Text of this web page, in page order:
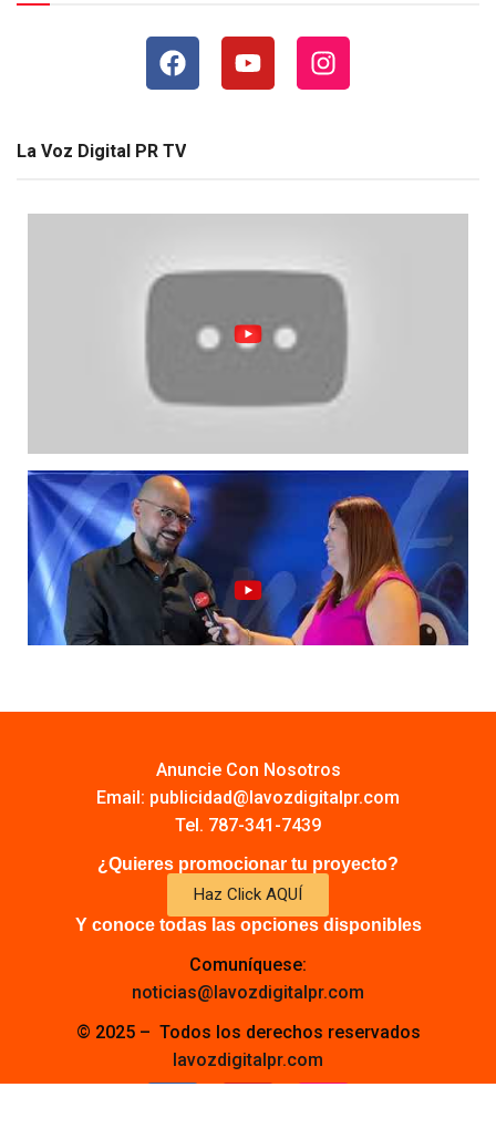
La Voz Digital PR TV
Anuncie Con Nosotros
Email: publicidad@lavozdigitalpr.com
Tel. 787-341-7439
¿Quieres promocionar tu proyecto?
Haz Click AQUÍ
Y conoce todas las opciones disponibles
Comuníquese:
noticias@lavozdigitalpr.com
© 2025 – Todos los derechos reservados
lavozdigitalpr.com